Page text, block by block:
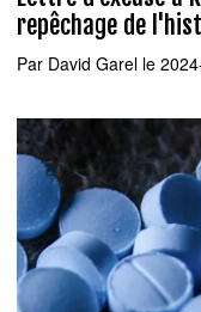
repêchage de
Par David Garel le